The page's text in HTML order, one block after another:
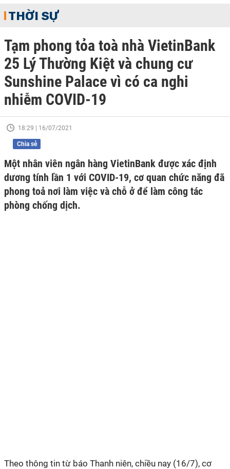
THỜI SỰ
Tạm phong tỏa toà nhà VietinBank
25 Lý Thường Kiệt và chung cư
Sunshine Palace vì có ca nghi
nhiễm COVID-19
18:29 | 16/07/2021
Chia sẻ
Một nhân viên ngân hàng VietinBank được xác định
dương tính lần 1 với COVID-19, cơ quan chức năng đã
phong toả nơi làm việc và chỗ ở để làm công tác
phòng chống dịch.
Theo thông tin từ báo Thanh niên, chiều nay (16/7), cơ